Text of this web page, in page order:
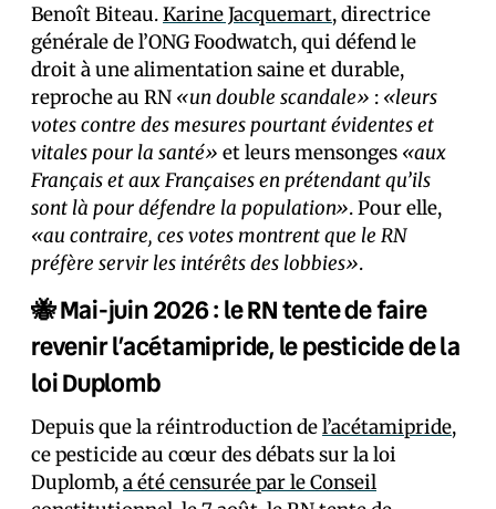
Benoît Biteau.Karine Jacquemart, directrice
générale de l’ONG Foodwatch, qui défend le
droit à une alimentation saine et durable,
reproche au RN «un double scandale» : «leurs
votes contre des mesures pourtant évidentes et
vitales pour la santé» et leurs mensonges «aux
Français et aux Françaises en prétendant qu’ils
sont là pour défendre la population». Pour elle,
«au contraire, ces votes montrent que le RN
préfère servir les intérêts des lobbies».
🐝 Mai-juin 2026 : le RN tente de faire
revenir l’acétamipride, le pesticide de la
loi Duplomb
Depuis que la réintroduction del’acétamipride,
ce pesticide au cœur des débats sur la loi
Duplomb,a été censurée par le Conseil